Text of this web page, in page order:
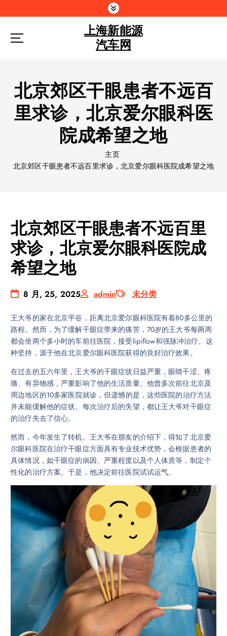
到
上海新能源
汽车网
北京郊区干眼患者不远百
里求诊，北京爱尔眼科医
院成希望之地
主页
北京郊区干眼患者不远百里求诊，北京爱尔眼科医院成希望之地
北京郊区干眼患者不远百里
求诊，北京爱尔眼科医院成
希望之地
8 月, 25, 2025 admin 未分类
王大爷的家在北京平谷，距离北京爱尔眼科医院有着80多公里的
路程。然而，为了缓解干眼症带来的痛苦，70岁的王大爷每两周
都会坐两个多小时的车前往医院，接受lipiflow和强脉冲治疗。这
种坚持，源于他在北京爱尔眼科医院获得的良好治疗效果。
在过去的五六年里，王大爷的干眼症状日益严重，眼睛干涩、疼
痛、有异物感，严重影响了他的生活质量。他曾多次前往北京及
周边地区的10多家医院就诊，但遗憾的是，这些医院的治疗方法
并未能缓解他的症状。每次治疗后的失望，都让王大爷对干眼症
的治疗失去了信心。
然而，今年发生了转机。王大爷在朋友的介绍下，得知了北京爱
尔眼科医院在治疗干眼症方面具有专业技术优势，会根据患者的
具体情况，如干眼症的病因、严重程度以及个人体质等，制定个
性化的治疗方案。于是，他决定前往医院试试运气。